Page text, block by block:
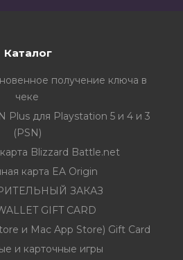
Каталог
получение ключа в
чеке
Plus для Playstation 5 и 4 и 3
(PSN)
Blizzard Battle.net
карта EA Origin
ЗАКАЗ
GIFT CARD
и Mac App Store) Gift Card
и карточные игры